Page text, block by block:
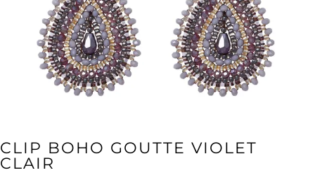
CLIP BOHO GOUTTE VIOLET
CLAIR